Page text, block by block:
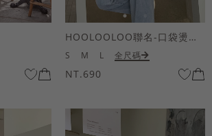
HOOLOOLOO聯名-口袋燙金KUKU熊短袖上衣
S M L 全尺碼
NT.690